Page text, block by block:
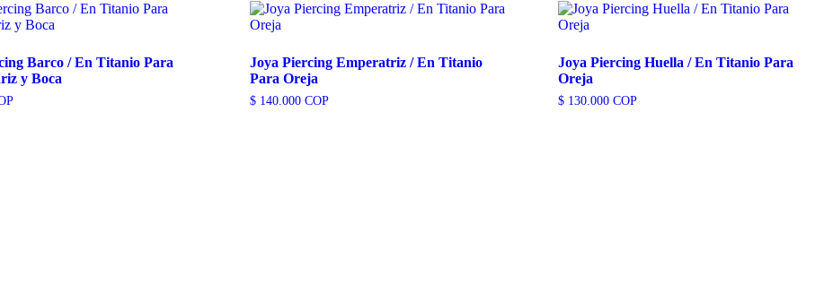
Barco / En Titanio Para
y Boca
Joya Piercing Emperatriz / En Titanio
Para Oreja
$140.000COP
Joya Piercing Huella / En Titanio Para
Oreja
$130.000COP